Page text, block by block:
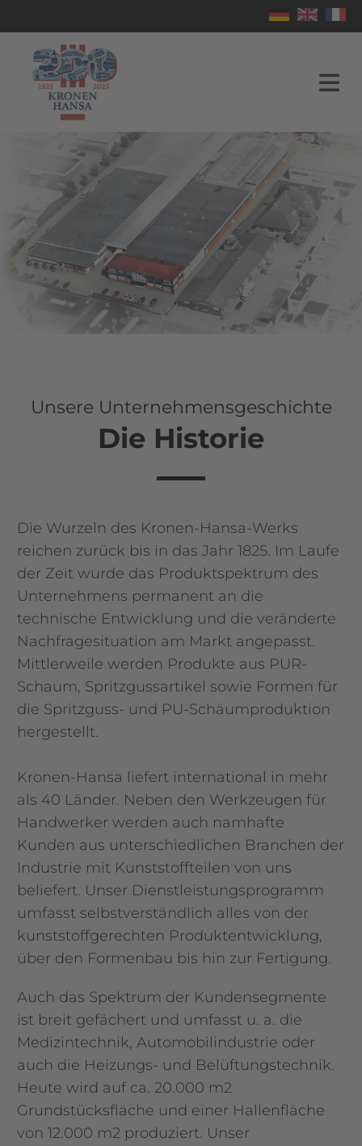
Home
Unternehmen
Formenbau
Bauwerkzeuge
Blog
Unsere Unternehmensgeschichte
Die Historie
Die Wurzeln des Kronen-Hansa-Werks
reichen zurück bis in das Jahr 1825. Im Laufe
der Zeit wurde das Produktspektrum des
Unternehmens permanent an die
technische Entwicklung und die veränderte
Nachfragesituation am Markt angepasst.
Mittlerweile werden Produkte aus PUR-
Schaum, Spritzgussartikel sowie Formen für
die Spritzguss- und PU-Schäumproduktion
hergestellt.
Kronen-Hansa liefert international in mehr
als 40 Länder. Neben den Werkzeugen für
Handwerker werden auch namhafte
Kunden aus unterschiedlichen Branchen der
Industrie mit Kunststoffteilen von uns
beliefert. Unser Dienstleistungsprogramm
umfasst selbstverständlich alles von der
kunststoffgerechten Produktentwicklung,
über den Formenbau bis hin zur Fertigung.
Auch das Spektrum der Kundensegmente
ist breit gefächert und umfasst u. a. die
Medizintechnik, Automobilindustrie oder
auch die Heizungs- und Belüftungstechnik.
Heute wird auf ca. 20.000 m2
Grundstücksfläche und einer Hallenfläche
von 12.000 m2 produziert. Unser